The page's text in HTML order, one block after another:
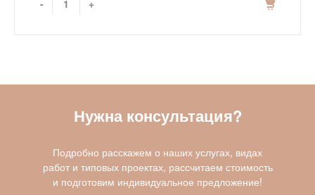
- +
Нужна консультация?
Подробно расскажем о наших услугах, видах
работ и типовых проектах, рассчитаем стоимость
и подготовим индивидуальное предложение!